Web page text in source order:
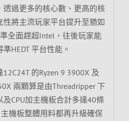
透過更多的核心數、更高的核
性將主流玩家平台提升至猶如
全面趕超Intel，往後玩家能
HEDT 平台性能。
的Ryzen 9 3900X 及
兩顆算是由Threadripper 下
CPU加主機板合計多達40條
主機板整體用料都再升級確保